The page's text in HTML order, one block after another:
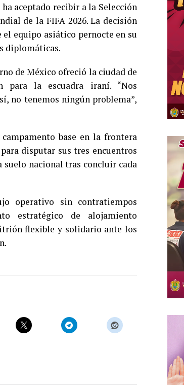
aceptado recibir a la Selección
de la FIFA 2026. La decisión
equipo asiático pernocte en su
diplomáticas.
de México ofreció la ciudad de
para la escuadra iraní. “Nos
no tenemos ningún problema”,
base en la frontera
disputar sus tres encuentros
nacional tras concluir cada
operativo sin contratiempos
estratégico de alojamiento
flexible y solidario ante los